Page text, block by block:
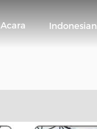
Acara Indonesian